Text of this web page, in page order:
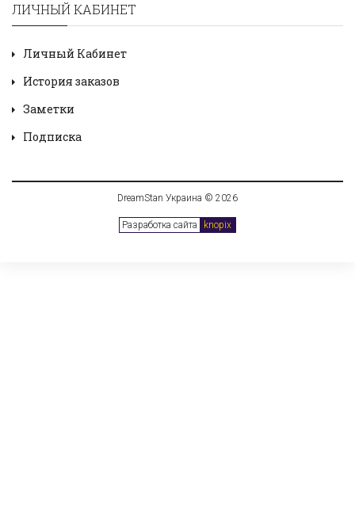
ЛИЧНЫЙ КАБИНЕТ
Личный Кабинет
История заказов
Заметки
Подписка
DreamStan Украина © 2026
Разработка сайта knopix